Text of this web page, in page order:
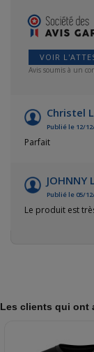
VOIR
Avis soumis à un
Christel
Publié le 12/
Parfait
JOHNNY
Publié le 05/
Le produit est
Les clients qui ont